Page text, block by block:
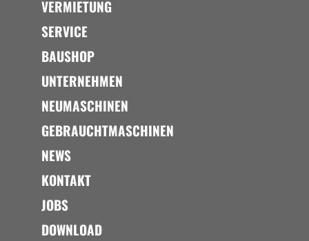
VERMIETUNG
SERVICE
BAUSHOP
UNTERNEHMEN
NEUMASCHINEN
GEBRAUCHTMASCHINEN
NEWS
KONTAKT
JOBS
DOWNLOAD